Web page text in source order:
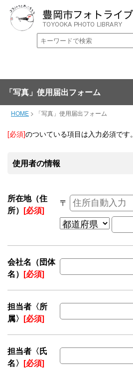
「写真」使用届出フォーム
HOME > 「写真」使用届出フォーム
[必須]のついている項目は入力必須です。
使用者の情報
所在地（住
所） [必須]
〒
会社名（団体
名） [必須]
担当者〈所
属〉 [必須]
担当者〈氏
名〉 [必須]